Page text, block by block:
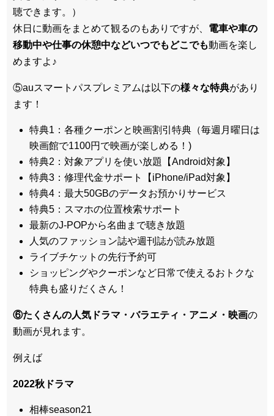
聴できます。）
休日に動画をまとめて観るのもありですが、 電車や車の
移動中や仕事の休憩中などいつでもどこでも動画を楽し
めますよ♪
⑤auスマートパスプレミアムは以下の様々な特典があり
ます！
特典1：各種クーポンと映画割引特典（毎週月曜日は
映画館で1100円で映画が楽しめる！)
特典2：対象アプリを使い放題【Android対象】
特典3：修理代金サポート【iPhone/iPad対象】
特典4：最大50GBのデータお預かりサービス
特典5：スマホの位置検索サポート
最新のJ-POPから名曲まで聴き放題
人気のファッション誌や週刊誌が読み放題
ライブチケットの先行予約可
ショッピングやクーポンなど日常で使えるおトクな
特典も盛りだくさん！
⑥たくさんの人気ドラマ・バラエティ・アニメ・映画の
動画が見れます。
例えば
2022秋ドラマ
相棒season21